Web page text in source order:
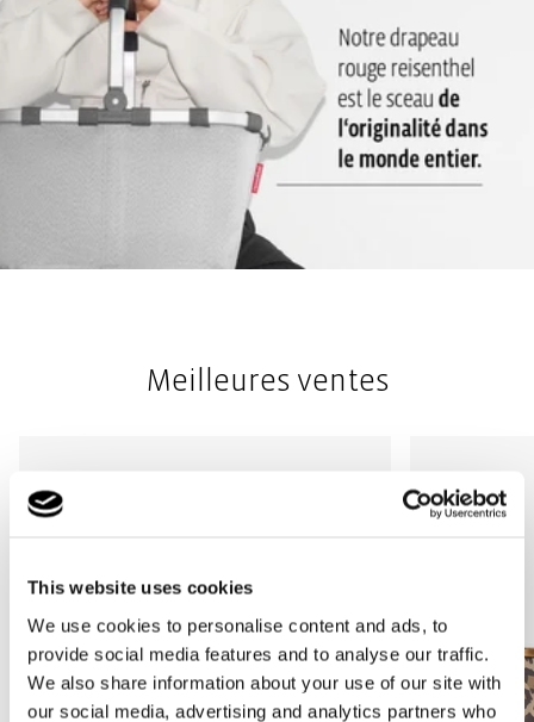
This website uses cookies
We use cookies to personalise content and ads, to
provide social media features and to analyse our traffic.
We also share information about your use of our site with
our social media, advertising and analytics partners who
Meilleures ventes